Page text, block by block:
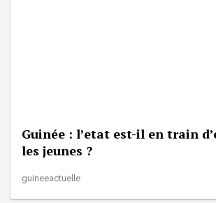
Guinée : l’etat est-il en train
les jeunes ?
guineeactuelle